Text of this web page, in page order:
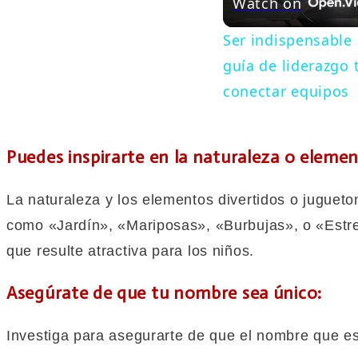
Ser
guía de liderazgo
conectar equipos
Puedes inspirarte en la naturaleza o
La naturaleza y los elementos divertidos o
como «Jardín», «Mariposas», «Burbujas», o
que resulte atractiva para los niños.
Asegúrate de que tu nombre sea único:
Investiga para asegurarte de que el nombre que